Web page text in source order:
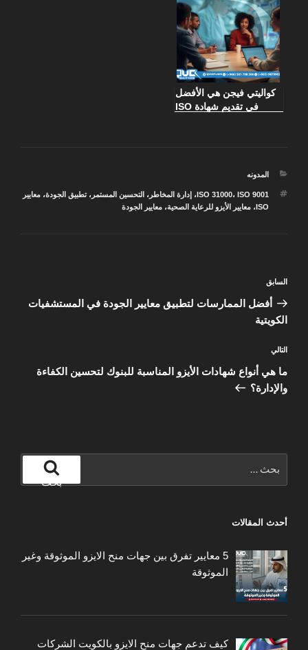
كواليتي فيجن هي الأفضل
في تقديم شهادة ISO
التصنيفات
المدونه
الوسوم ISO 31000، ISO 9001 ، إدارة المخاطر ، التحسين المستمر ،تطبيق الجودة،معايير
ISO،معايير الأيزو للرعاية الصحية،معايير الجودة
المقالات
المقالة
السابقة
السابق
أفضل الممارسات لتطبيق معايير الجودة في المستشفيات
الكويتية
المقالة
التالية
التالي
ما هي أنواع شهادات الأيزو المناسبة للبنوك لتحسين الكفاءة
والإدارة؟
عن:
بحث
أحدث المقالات
5 معايير تفرق بين جهات منح الايزو الموثوقة وغير
الموثوقة
كيف تدعم جهات منح الايزو بالكويت الشركات